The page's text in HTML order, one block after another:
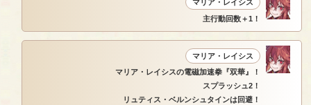
マリア・レイシス
主行動回数＋1！
マリア・レイシス
マリア・レイシスの電磁加速拳『双華』！
スプラッシュ2！
リュティス・ベルンシュタインは回避！